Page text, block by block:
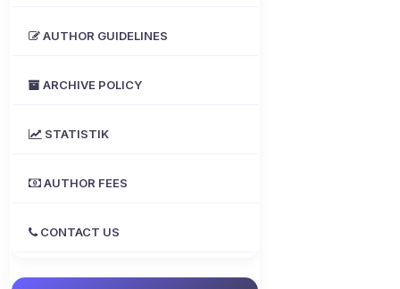
AUTHOR GUIDELINES
ARCHIVE POLICY
STATISTIK
AUTHOR FEES
CONTACT US